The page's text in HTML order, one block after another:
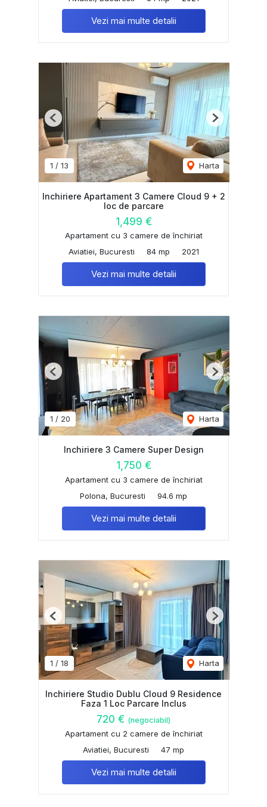
Vezi mai multe detalii
1 / 13 Harta
Previous Next
Inchiriere Apartament 3 Camere Cloud 9 + 2
loc de parcare
1,499 €
Apartament cu 3 camere de închiriat
Aviatiei, Bucuresti
84 mp 2021
Vezi mai multe detalii
1 / 20 Harta
Previous Next
Inchiriere 3 Camere Super Design
1,750 €
Apartament cu 3 camere de închiriat
Polona, Bucuresti
94.6 mp
Vezi mai multe detalii
1 / 18 Harta
Previous Next
Inchiriere Studio Dublu Cloud 9 Residence
Faza 1 Loc Parcare Inclus
720 € (negociabil)
Apartament cu 2 camere de închiriat
Aviatiei, Bucuresti
47 mp
Vezi mai multe detalii